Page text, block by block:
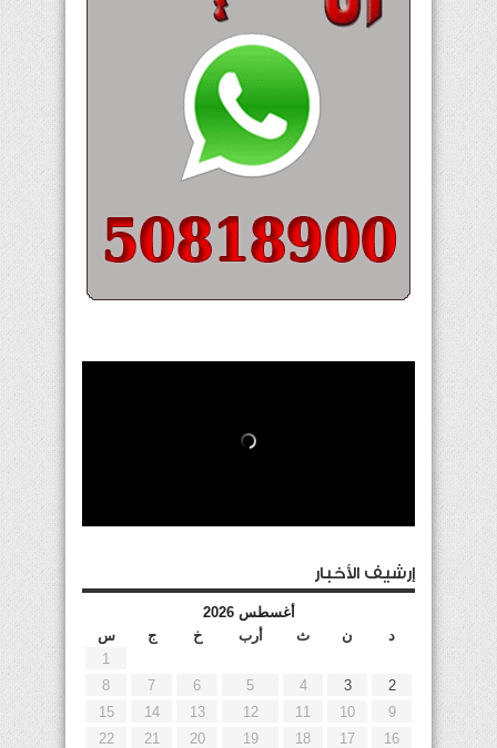
إرشيف الأخبار
أغسطس 2026
د
ن ث أرب خ ج
س
1
2
3
4
5
6
7
8
9
10
11
12
13
14
15
16
17
18
19
20
21
22